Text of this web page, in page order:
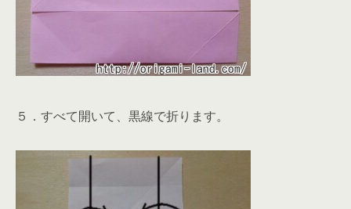
５．すべて開いて、黒線で折ります。